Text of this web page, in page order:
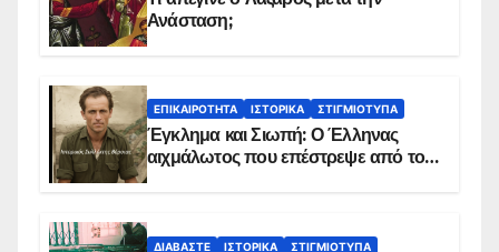
Ανάσταση;
ΕΠΙΚΑΙΡΌΤΗΤΑ ΙΣΤΟΡΙΚΆ ΣΤΙΓΜΙΌΤΥΠΑ
Έγκλημα και Σιωπή: Ο Έλληνας
αιχμάλωτος που επέστρεψε από το
ΔΙΑΒΆΣΤΕ ΙΣΤΟΡΙΚΆ ΣΤΙΓΜΙΌΤΥΠΑ